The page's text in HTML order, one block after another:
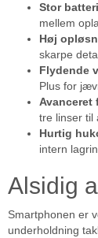
Stor
mellem
Høj
skarpe
Flydende
Plus for
Avanceret
tre linser til
Hurtig
intern
Alsidig
Smartphonen er
underholdning